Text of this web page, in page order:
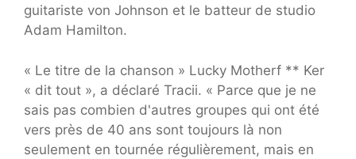
guitariste von Johnson et le batteur de studio
Adam Hamilton.
« Le titre de la chanson » Lucky Motherf ** Ker
« dit tout », a déclaré Tracii. « Parce que je ne
sais pas combien d'autres groupes qui ont été
vers près de 40 ans sont toujours là non
seulement en tournée régulièrement, mais en